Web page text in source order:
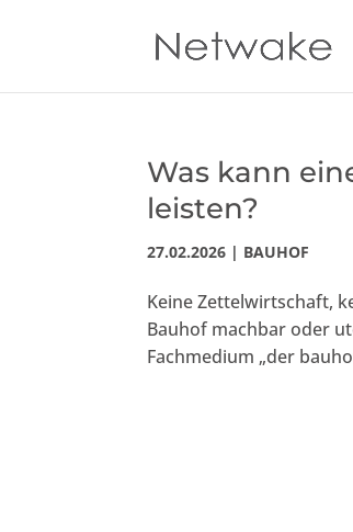
Was kann
leisten?
27.02.2026 | BAUHOF
Keine Zettelwirtschaft,
Bauhof machbar oder
Fachmedium „der